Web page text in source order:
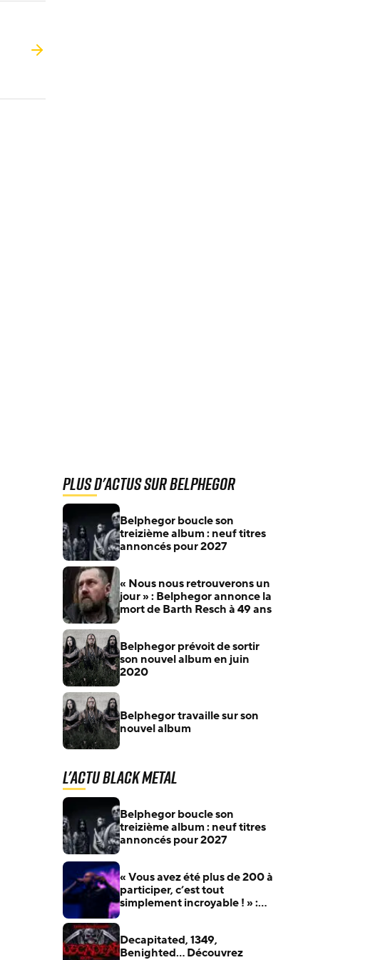
Plus d'actus sur Belphegor
Belphegor boucle son
treizième album : neuf titres
annoncés pour 2027
« Nous nous retrouverons un
jour » : Belphegor annonce la
mort de Barth Resch à 49 ans
Belphegor prévoit de sortir
son nouvel album en juin
2020
Belphegor travaille sur son
nouvel album
L'actu Black Metal
Belphegor boucle son
treizième album : neuf titres
annoncés pour 2027
« Vous avez été plus de 200 à
participer, c’est tout
simplement incroyable ! » :
Decapitated, 1349,
Benighted… Découvrez